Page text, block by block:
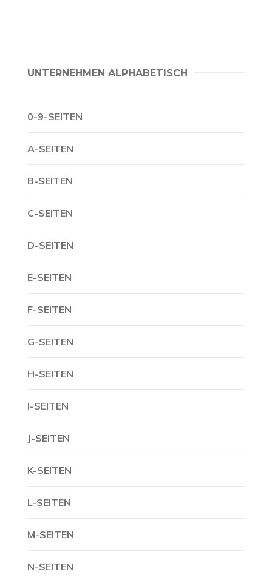
UNTERNEHMEN ALPHABETISCH
0-9-SEITEN
A-SEITEN
B-SEITEN
C-SEITEN
D-SEITEN
E-SEITEN
F-SEITEN
G-SEITEN
H-SEITEN
I-SEITEN
J-SEITEN
K-SEITEN
L-SEITEN
M-SEITEN
N-SEITEN